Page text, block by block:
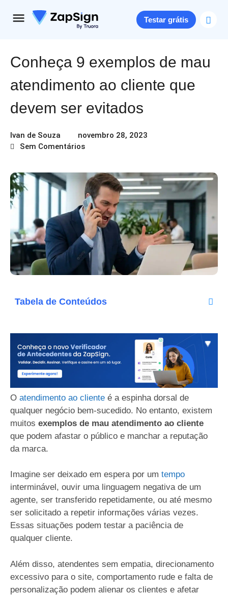
Testar grátis
Conheça 9 exemplos de mau
atendimento ao cliente que
devem ser evitados
Ivan de Souza
novembro 28, 2023
Sem Comentários
Tabela de Conteúdos
O atendimento ao cliente é a espinha dorsal de
qualquer negócio bem-sucedido. No entanto, existem
muitos exemplos de mau atendimento ao cliente
que podem afastar o público e manchar a reputação
da marca.
Imagine ser deixado em espera por um tempo
interminável, ouvir uma linguagem negativa de um
agente, ser transferido repetidamente, ou até mesmo
ser solicitado a repetir informações várias vezes.
Essas situações podem testar a paciência de
qualquer cliente.
Além disso, atendentes sem empatia, direcionamento
excessivo para o site, comportamento rude e falta de
personalização podem alienar os clientes e afetar